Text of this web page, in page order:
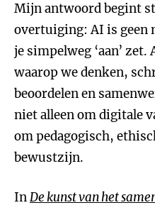
Mijn antwoord begint
overtuiging: AI is geen
je simpelweg ‘aan’
waarop we denken,
beoordelen en
niet alleen om digitale
om pedagogisch,
bewustzijn.
InDe kunst van het